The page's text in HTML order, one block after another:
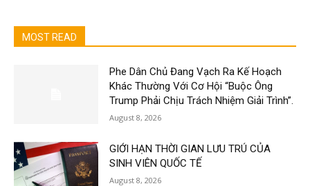
MOST READ
Phe Dân Chủ Đang Vạch Ra Kế Hoạch
Khác Thường Với Cơ Hội “Buộc Ông
Trump Phải Chịu Trách Nhiệm Giải Trình”.
August 8, 2026
GIỚI HẠN THỜI GIAN LƯU TRÚ CỦA
SINH VIÊN QUỐC TẾ
August 8, 2026